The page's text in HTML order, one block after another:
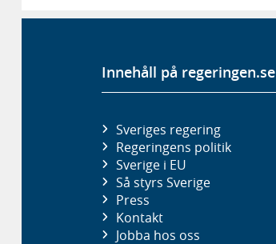
Innehåll på regeringen.se
Sveriges regering
Regeringens politik
Sverige i EU
Så styrs Sverige
Press
Kontakt
Jobba hos oss